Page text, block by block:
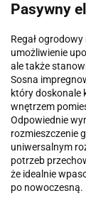
Pasywny
Regał
umożliwienie
ale także
Sosna
który doskonale
wnętrzem
Odpowiednie
rozmieszczenie
uniwersalnym
potrzeb
że idealnie
po nowoczesną.